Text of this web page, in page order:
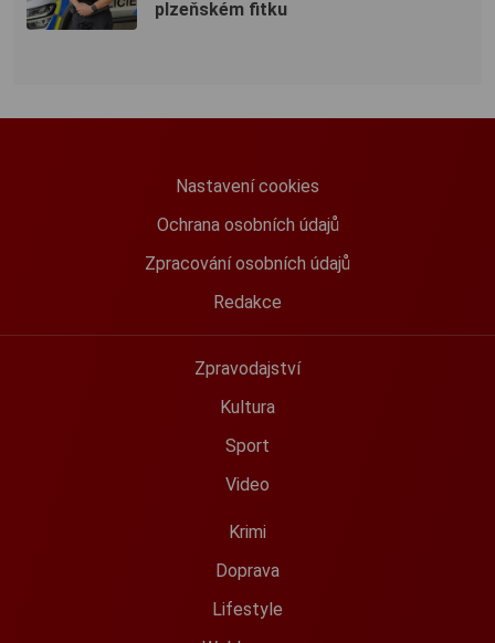
plzeňském fitku
Nastavení cookies
Ochrana osobních údajů
Zpracování osobních údajů
Redakce
Zpravodajství
Kultura
Sport
Video
Krimi
Doprava
Lifestyle